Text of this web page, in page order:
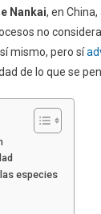
Nankai, en
no
mismo, pero sí
de lo que se
especies